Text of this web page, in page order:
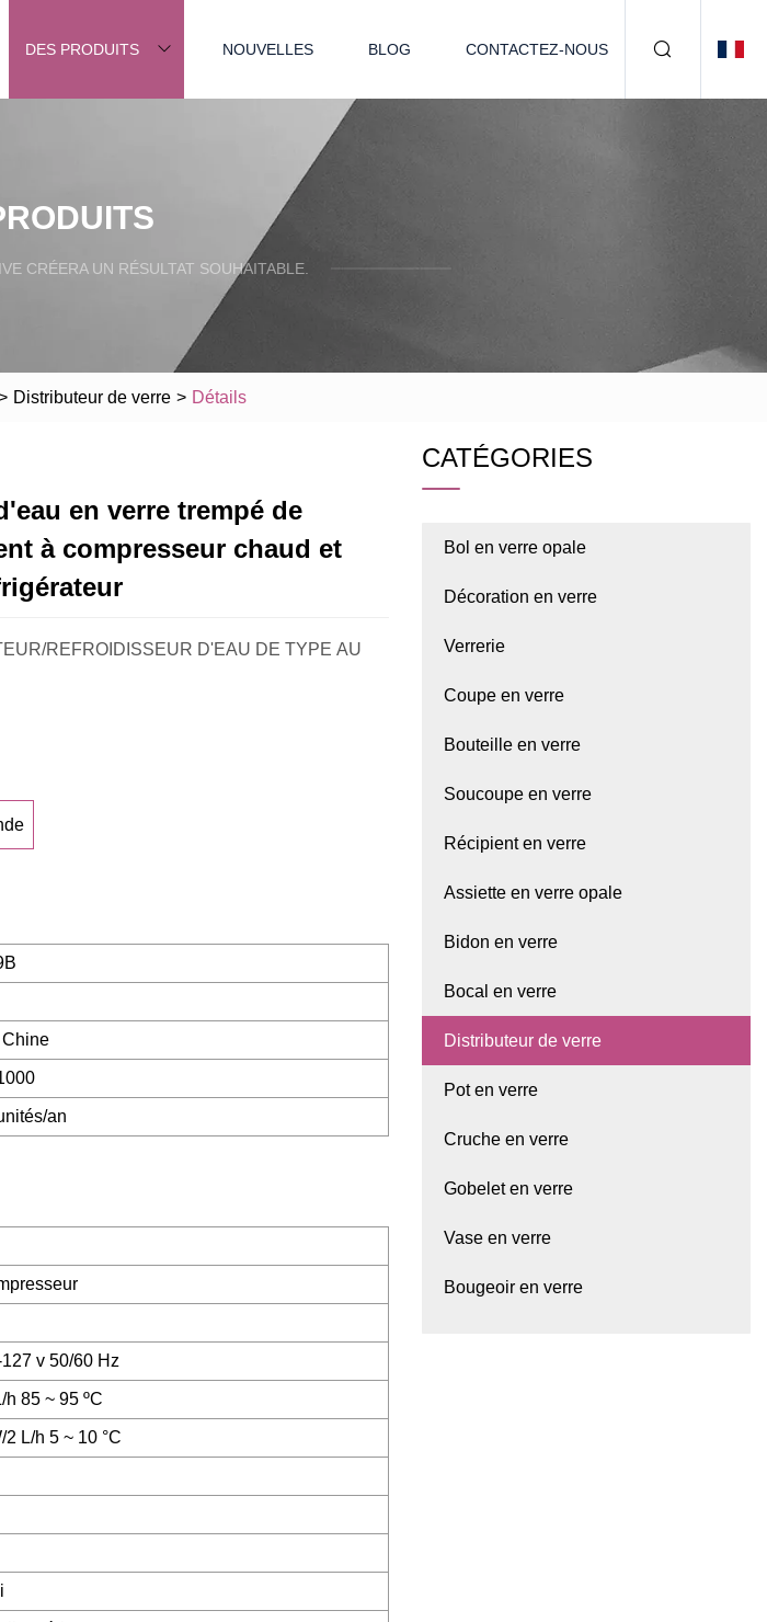
DES PRODUITS NOUVELLES BLOG CONTACTEZ-NOUS
CRÉERA UN RÉSULTAT SOUHAITABLE.
Distributeur de verre > Détails
en verre trempé de
à compresseur chaud et
REFROIDISSEUR D'EAU DE TYPE AU
an
v 50/60 Hz
85 ~ 95 ºC
L/h 5 ~ 10 °C
CATÉGORIES
Bol en verre opale
Décoration en verre
Verrerie
Coupe en verre
Bouteille en verre
Soucoupe en verre
Récipient en verre
Assiette en verre opale
Bidon en verre
Bocal en verre
Distributeur de verre
Pot en verre
Cruche en verre
Gobelet en verre
Vase en verre
Bougeoir en verre